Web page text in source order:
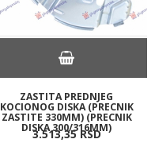
ZASTITA PREDNJEG
KOCIONOG DISKA (PRECNIK
ZASTITE 330MM) (PRECNIK
DISKA 300/316MM)
3.513,35 RSD